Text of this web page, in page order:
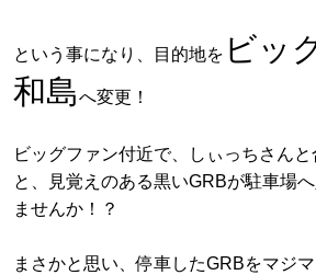
という事になり、目的地を ビッ
和島へ変更！
ビッグファン付近で、しぃっちさん
と、見覚えのある黒いGRBが駐車場
ませんか！？
まさかと思い、停車したGRBをマジ